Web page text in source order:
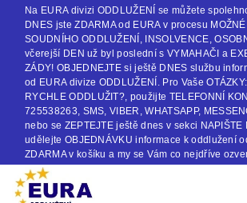
Na EURA divizi ODDLUŽENÍ se můžete
DNES jste ZDARMA od EURA v procesu
SOUDNÍHO ODDLUŽENÍ, INSOLVENCE,
včerejší DEN už byl poslední s VYMAHAČI a
ZÁDY! OBJEDNEJTE si ještě DNES službu
od EURA divize ODDLUŽENÍ. Pro Vaše
RYCHLE ODDLUŽIT?, použijte TELEFONNÍ
725538263, SMS, VIBER, WHATSAPP,
nebo se ZEPTEJTE ještě dnes v sekci NAPIŠTE
udělejte OBJEDNÁVKU informace k oddlužení
ZDARMA v košíku a my se Vám co nejdříve